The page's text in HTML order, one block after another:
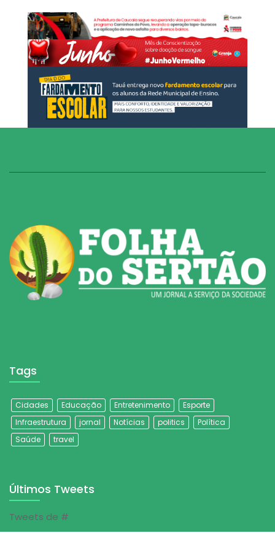
Tags
Cidades Educação Entretenimento
Esporte
Infraestrutura
jornal Notícias politics
Política
Saúde
travel
Últimos Tweets
Tweets de #